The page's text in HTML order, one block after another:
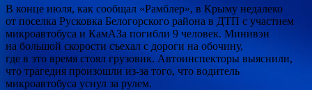
В конце июля, как сообщал «Рамблер», в Крыму недалеко
от поселка Русковка Белогорского района в ДТП с участием
микроавтобуса и КамАЗа погибли 9 человек. Минивэн
на большой скорости съехал с дороги на обочину,
где в это время стоял грузовик. Автоинспекторы выяснили,
что трагедия произошли из-за того, что водитель
микроавтобуса уснул за рулем.